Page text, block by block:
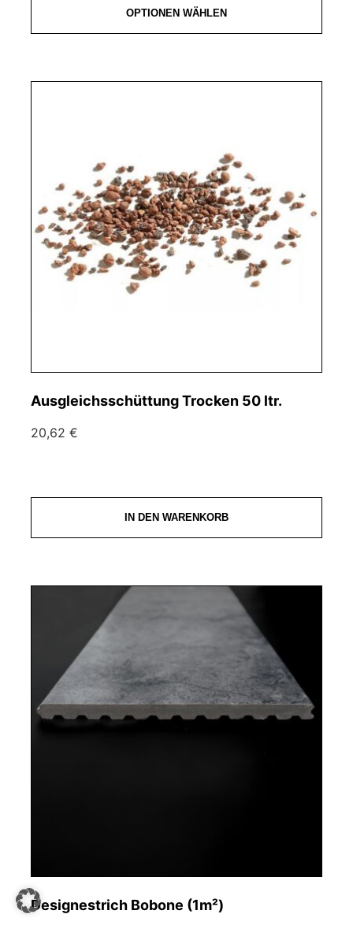
OPTIONEN WÄHLEN
Ausgleichsschüttung Trocken 50 ltr.
20,62 €
IN DEN WARENKORB
Designestrich Bobone (1m²)